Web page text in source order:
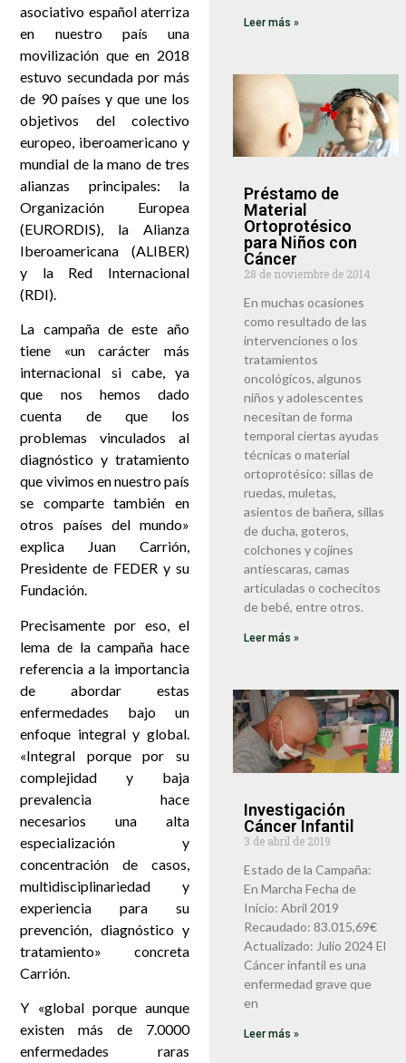
asociativo español aterriza
en nuestro país una
movilización que en 2018
estuvo secundada por más
de 90 países y que une los
objetivos del colectivo
europeo, iberoamericano y
mundial de la mano de tres
alianzas principales: la
Organización Europea
(EURORDIS), la Alianza
Iberoamericana (ALIBER)
y la Red Internacional
(RDI).
La campaña de este año
tiene «un carácter más
internacional si cabe, ya
que nos hemos dado
cuenta de que los
problemas vinculados al
diagnóstico y tratamiento
que vivimos en nuestro país
se comparte también en
otros países del mundo»
explica Juan Carrión,
Presidente de FEDER y su
Fundación.
Precisamente por eso, el
lema de la campaña hace
referencia a la importancia
de abordar estas
enfermedades bajo un
enfoque integral y global.
«Integral porque por su
complejidad y baja
prevalencia hace
necesarios una alta
especialización y
concentración de casos,
multidisciplinariedad y
experiencia para su
prevención, diagnóstico y
tratamiento» concreta
Carrión.
Y «global porque aunque
existen más de 7.0000
enfermedades raras
Leer más »
Préstamo de
Material
Ortoprotésico
para Niños con
Cáncer
28 de noviembre de 2014
En muchas ocasiones
como resultado de las
intervenciones o los
tratamientos
oncológicos, algunos
niños y adolescentes
necesitan de forma
temporal ciertas ayudas
técnicas o material
ortoprotésico: sillas de
ruedas, muletas,
asientos de bañera, sillas
de ducha, goteros,
colchones y cojines
antiescaras, camas
articuladas o cochecitos
de bebé, entre otros.
Leer más »
Investigación
Cáncer Infantil
3 de abril de 2019
Estado de la Campaña:
En Marcha Fecha de
Inicio: Abril 2019
Recaudado: 83.015,69€
Actualizado: Julio 2024 El
Cáncer infantil es una
enfermedad grave que
en
Leer más »